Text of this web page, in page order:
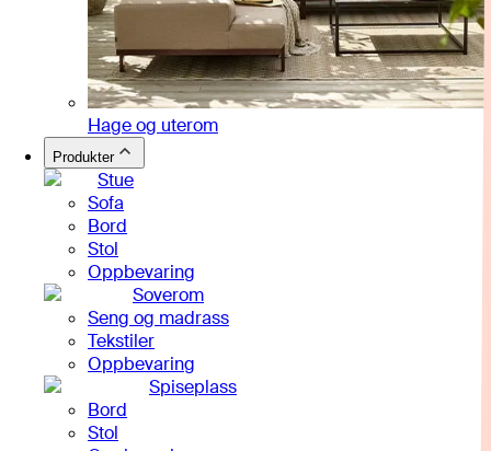
Hage og uterom
Produkter
Stue
Sofa
Bord
Stol
Oppbevaring
Soverom
Seng og madrass
Tekstiler
Oppbevaring
Spiseplass
Bord
Stol